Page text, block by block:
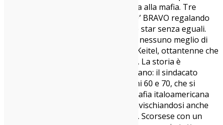
(come sempre) italoamericana legata alla mafia. Tre
mostri sacri si sfidano a CHI E’ IL PIU’ BRAVO regalando
tre performance da consumatissime star senza eguali.
Robert De Niro, Joe Pesci, Al Pacino: nessuno meglio di
loro. Menzione d’onore per Harvey Keitel, ottantenne che
qui non ha molto spazio, purtroppo. La storia è
conosciuta da tutto il popolo americano: il sindacato
presieduto da Jimmy Hoffa negli anni 60 e 70, che si
avvaleva del braccio violento della mafia italoamericana
per mettere a tacere gli avversari, invischiandosi anche
(forse) nel duplice omicidio Kennedy. Scorsese con un